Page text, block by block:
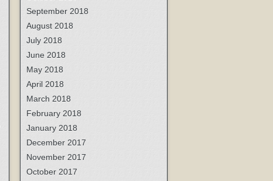
September 2018
August 2018
July 2018
June 2018
May 2018
April 2018
March 2018
February 2018
January 2018
December 2017
November 2017
October 2017